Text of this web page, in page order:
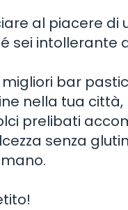
al piacere di
sei intollerante
bar
nella tua
prelibati
senza